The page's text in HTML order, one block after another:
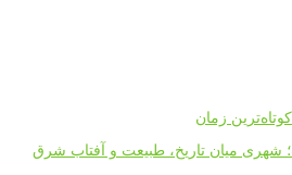
زمان
شهری میان تاریخ، طبیعت و آفتاب شرق